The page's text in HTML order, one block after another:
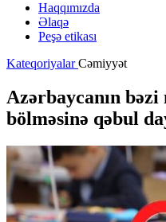
Haqqımızda
Əlaqə
Peşə etikası
KateqoriyalarCəmiyyət
Azərbaycanın
bölməsinə qəbul